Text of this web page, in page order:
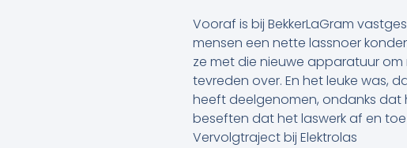
Vooraf is bij BekkerLaGram
mensen een nette lassnoer
ze met die nieuwe apparatuur
tevreden over. En het leuke was,
heeft deelgenomen, ondanks dat
beseften dat het laswerk af en
Vervolgtraject bij Elektrolas